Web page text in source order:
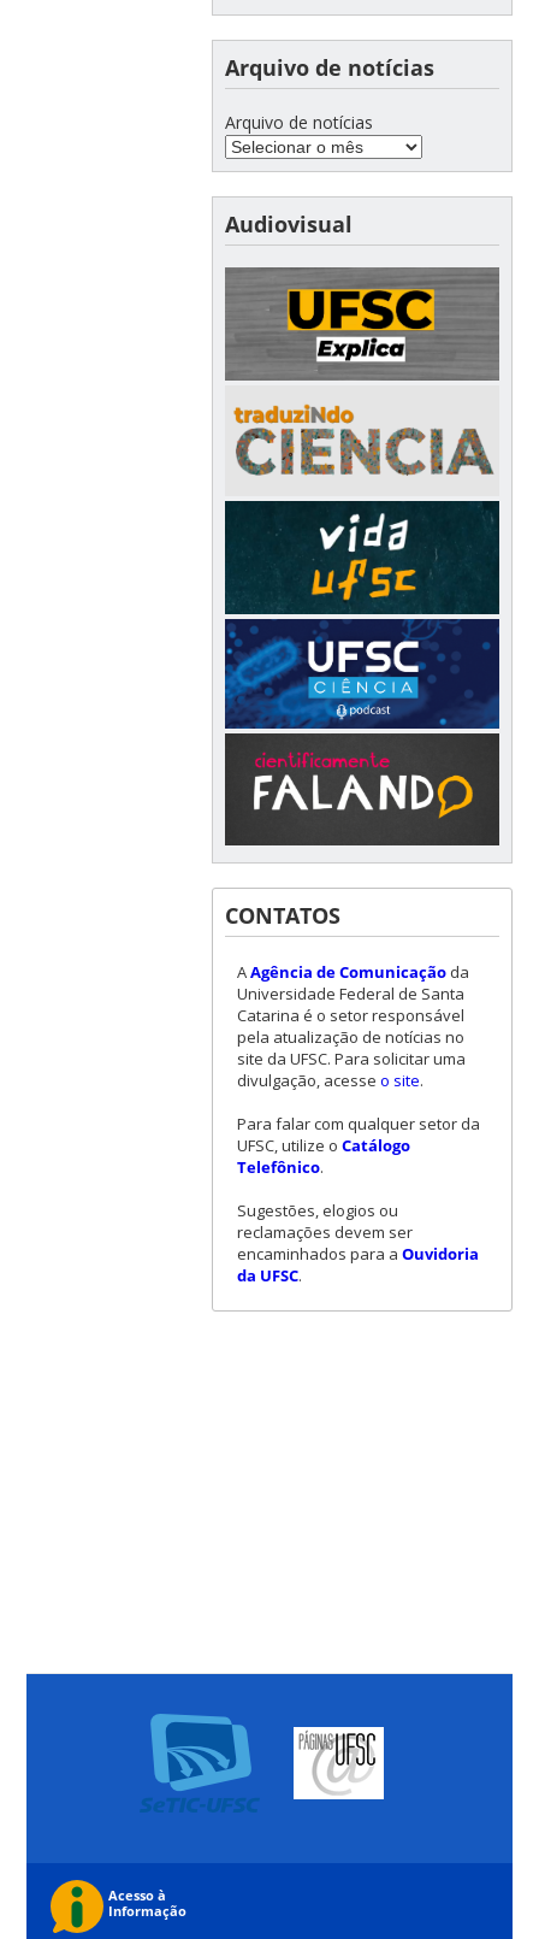
Arquivo de notícias
Arquivo de notícias
Audiovisual
CONTATOS
AAgência de Comunicaçãoda
Universidade Federal de Santa
Catarina é o setor responsável
pela atualização de notícias no
site da UFSC. Para solicitar uma
divulgação, acesse o site.
Para falar com qualquer setor da
UFSC, utilize o Catálogo
Telefônico.
Sugestões, elogios ou
reclamações devem ser
encaminhados para a Ouvidoria
da UFSC.